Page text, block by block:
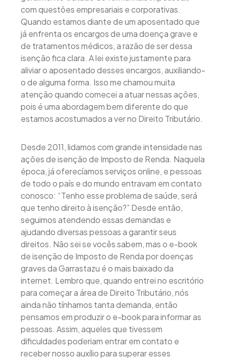
com questões empresariais e corporativas.
Quando estamos diante de um aposentado que
já enfrenta os encargos de uma doença grave e
de tratamentos médicos, a razão de ser dessa
isenção fica clara. A lei existe justamente para
aliviar o aposentado desses encargos, auxiliando-
o de alguma forma. Isso me chamou muita
atenção quando comecei a atuar nessas ações,
pois é uma abordagem bem diferente do que
estamos acostumados a ver no Direito Tributário.
Desde 2011, lidamos com grande intensidade nas
ações de isenção de Imposto de Renda. Naquela
época, já oferecíamos serviços online, e pessoas
de todo o país e do mundo entravam em contato
conosco: “Tenho esse problema de saúde, será
que tenho direito à isenção?” Desde então,
seguimos atendendo essas demandas e
ajudando diversas pessoas a garantir seus
direitos. Não sei se vocês sabem, mas o e-book
de isenção de Imposto de Renda por doenças
graves da Garrastazu é o mais baixado da
internet. Lembro que, quando entrei no escritório
para começar a área de Direito Tributário, nós
ainda não tínhamos tanta demanda, então
pensamos em produzir o e-book para informar as
pessoas. Assim, aqueles que tivessem
dificuldades poderiam entrar em contato e
receber nosso auxílio para superar esses